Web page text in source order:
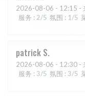
2026-08-06 - 12:15 -
服务 : 2/5 氛围 : 1/5
patrick S
2026-08-06 - 12:30 -
服务 : 3/5 氛围 : 3/5